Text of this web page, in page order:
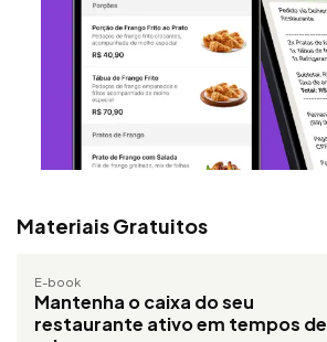
Materiais Gratuitos
E-book
Mantenha o caixa do seu
restaurante ativo em tempos de